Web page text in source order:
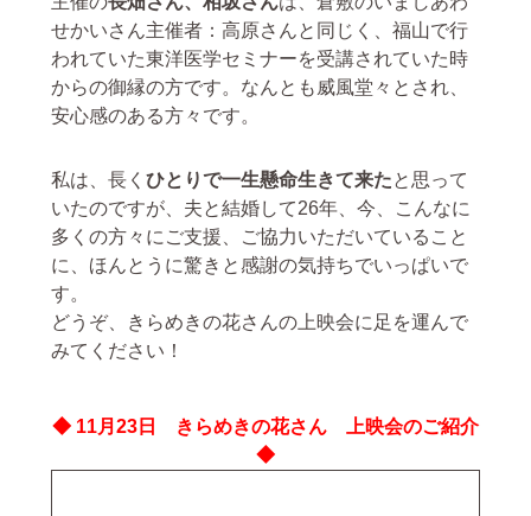
せかいさん主催者：高原さんと同じく、福山で行
われていた東洋医学セミナーを受講されていた時
からの御縁の方です。なんとも威風堂々とされ、
安心感のある方々です。
私は、長く ひとりで一生懸命生きて来たと思って
いたのですが、夫と結婚して26年、今、こんなに
多くの方々にご支援、ご協力いただいていること
に、ほんとうに驚きと感謝の気持ちでいっぱいで
す。
どうぞ、きらめきの花さんの上映会に足を運んで
みてください！
◆ 11月23日 きらめきの花さん 上映会のご紹介
◆